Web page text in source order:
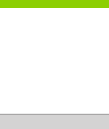
Direkt zum Inhalt